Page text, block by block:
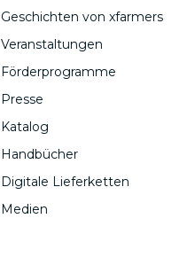
Geschichten von xfarmers
Veranstaltungen
Förderprogramme
Presse
Katalog
Handbücher
Digitale Lieferketten
Medien